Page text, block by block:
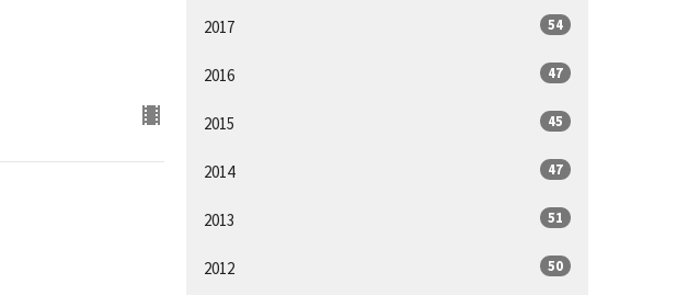
2017 54
2016 47
2015 45
2014 47
2013 51
2012 50